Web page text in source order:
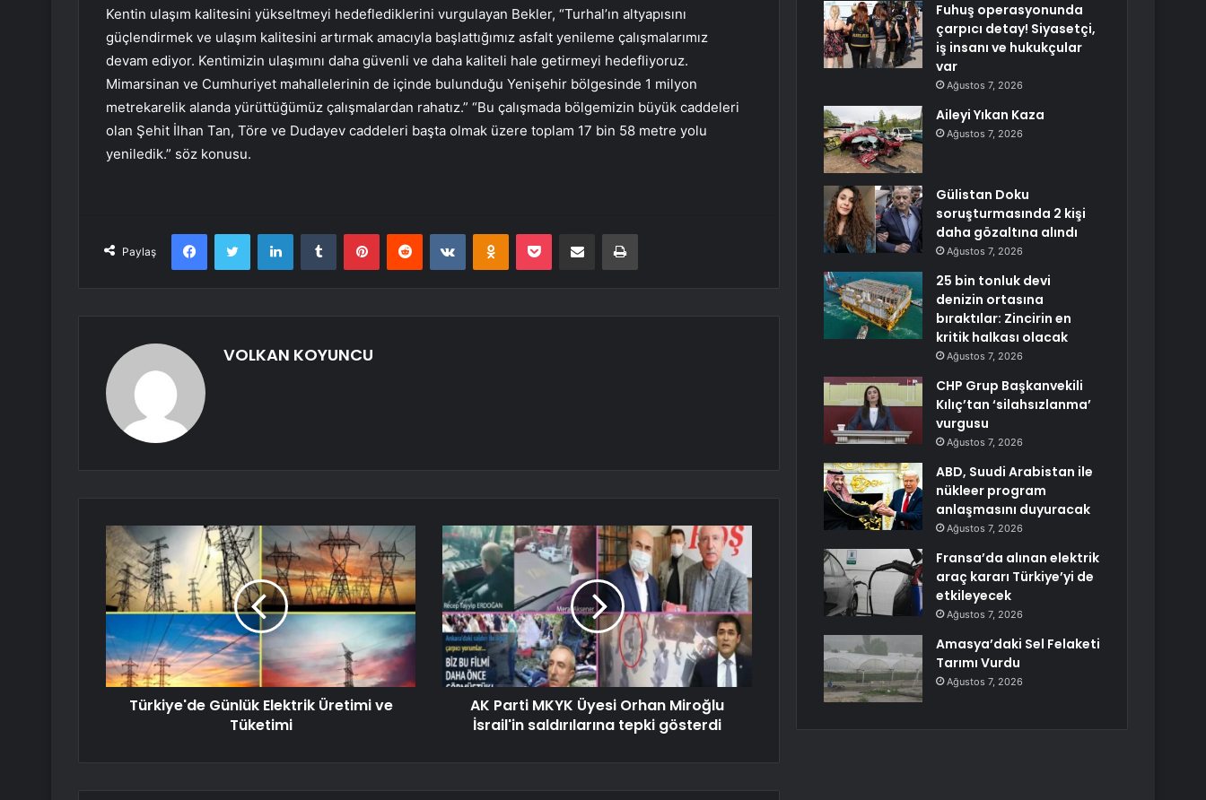
Kentin ulaşım kalitesini yükseltmeyi hedeflediklerini vurgulayan Bekler, “Turhal’ın altyapısını
güçlendirmek ve ulaşım kalitesini artırmak amacıyla başlattığımız asfalt yenileme çalışmalarımız
devam ediyor. Kentimizin ulaşımını daha güvenli ve daha kaliteli hale getirmeyi hedefliyoruz.
Mimarsinan ve Cumhuriyet mahallelerinin de içinde bulunduğu Yenişehir bölgesinde 1 milyon
metrekarelik alanda yürüttüğümüz çalışmalardan rahatız.” “Bu çalışmada bölgemizin büyük caddeleri
olan Şehit İlhan Tan, Töre ve Dudayev caddeleri başta olmak üzere toplam 17 bin 58 metre yolu
yeniledik.” söz konusu.
Paylaş
FacebookTwitter LinkedInTumblr PinterestReddit VKontakteOdnoklassniki
Pocket E-Posta ile paylaş Yazdır
VOLKAN KOYUNCU
Türkiye'de Günlük Elektrik Üretimi ve
Tüketimi
AK Parti MKYK Üyesi Orhan Miroğlu
İsrail'in saldırılarına tepki gösterdi
Fuhuş operasyonunda
çarpıcı detay! Siyasetçi,
iş insanı ve hukukçular
var
Ağustos 7, 2026
Aileyi Yıkan Kaza
Ağustos 7, 2026
Gülistan Doku
soruşturmasında 2 kişi
daha gözaltına alındı
Ağustos 7, 2026
25 bin tonluk devi
denizin ortasına
bıraktılar: Zincirin en
kritik halkası olacak
Ağustos 7, 2026
CHP Grup Başkanvekili
Kılıç’tan ‘silahsızlanma’
vurgusu
Ağustos 7, 2026
ABD, Suudi Arabistan ile
nükleer program
anlaşmasını duyuracak
Ağustos 7, 2026
Fransa’da alınan elektrik
araç kararı Türkiye’yi de
etkileyecek
Ağustos 7, 2026
Amasya’daki Sel Felaketi
Tarımı Vurdu
Ağustos 7, 2026